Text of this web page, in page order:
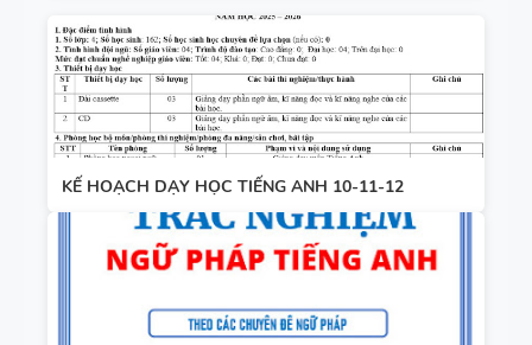
KẾ HOẠCH DẠY HỌC TIẾNG ANH 10-11-12